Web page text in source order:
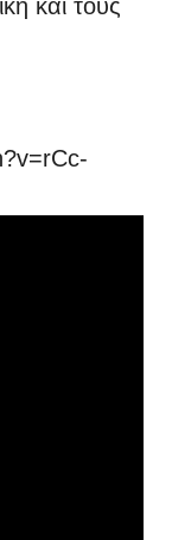
και τους